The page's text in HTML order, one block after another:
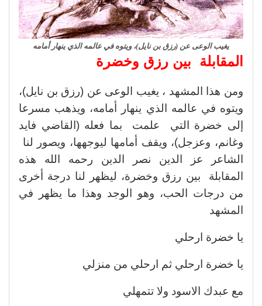
يغيب الوعى عن (رزق بن نايل)، ويتوه في عالمه الذي ينهار أمامه
المقابلة بين رزق وخضرة
ومن هذا المشهد ، يغيب الوعى عن (رزق بن نايل)،
ويتوه في عالمه الذي ينهار أمامه، ويذهب مسرعا
إلى خضرة التي علمت بما فعله (القاضي فايد
وغانم، وعزجل)، ويقف أمامها ليوجهها، ويصور لنا
الشاعر عز الدين نصر الدين رحمه الله هذه
المقابلة بين رزق وخضرة، ليظهر لنا درجة أخرى
من درجات الحب، وهو الوجد وهذا ما يظهر في
المشهد
يا خضرة ارحلي
يا خضرة ارحلي ثم ارحلي من منزلي
مع عبدك الاسود ولا تتمهلي